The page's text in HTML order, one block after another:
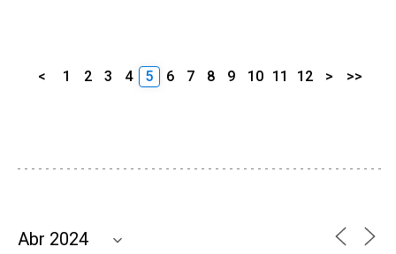
< 1 2 3 4 5 6 7 8 9 10 11 12 > >>